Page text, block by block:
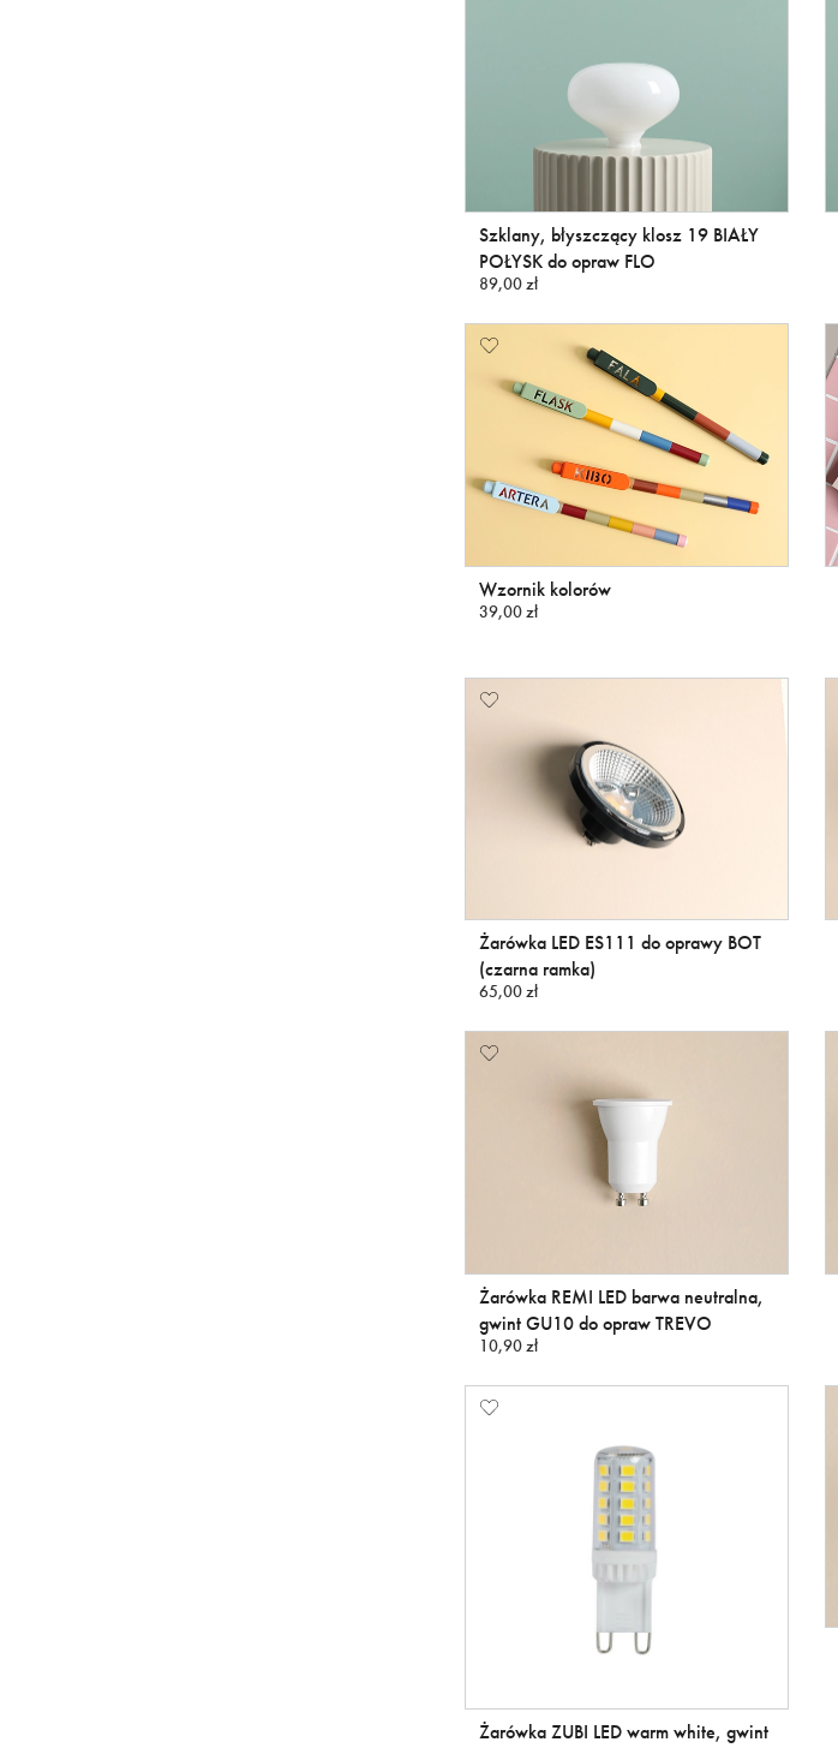
Szklany, błyszczący klosz 19 BIAŁY
POŁYSK do opraw FLO
89,00 zł
Wzornik kolorów
39,00 zł
Żarówka LED ES111 do oprawy BOT
(czarna ramka)
65,00 zł
Żarówka REMI LED barwa neutralna,
gwint GU10 do opraw TREVO
10,90 zł
Żarówka ZUBI LED warm white, gwint